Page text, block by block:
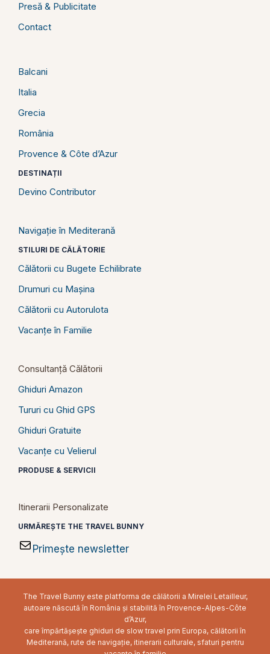
Presă & Publicitate
Contact
Balcani
Italia
Grecia
România
Provence & Côte d’Azur
DESTINAȚII
Devino Contributor
Navigație în Mediterană
STILURI DE CĂLĂTORIE
Călătorii cu Bugete Echilibrate
Drumuri cu Mașina
Călătorii cu Autorulota
Vacanțe în Familie
Consultanță Călătorii
Ghiduri Amazon
Tururi cu Ghid GPS
Ghiduri Gratuite
Vacanțe cu Velierul
PRODUSE & SERVICII
Itinerarii Personalizate
URMĂREȘTE THE TRAVEL BUNNY
Primește newsletter
The Travel Bunny este platforma de călătorii a Mirelei Letailleur,
autoare născută în România și stabilită în Provence-Alpes-Côte
d’Azur,
care împărtășește ghiduri de slow travel prin Europa, călătorii în
Mediterană, rute de navigație, itinerarii culturale, sfaturi pentru